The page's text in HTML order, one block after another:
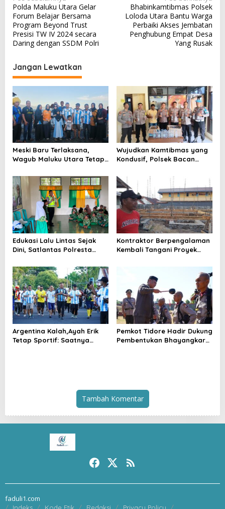
a
v
i
a
s
i
p
o
s
Polda Maluku Utara Gelar
Forum Belajar Bersama
Program Beyond Trust
Presisi TW IV 2024 secara
Daring dengan SSDM Polri
Bhabinkamtibmas Polsek
Loloda Utara Bantu Warga
Perbaiki Akses Jembatan
Penghubung Empat Desa
Yang Rusak
Jangan Lewatkan
Meski Baru Terlaksana,
Wagub Maluku Utara Tetap
Pantai Tugulufa
Wujudkan Kamtibmas yang
Kondusif, Polsek Bacan
Peredaran Miras Cap Tikus
Edukasi Lalu Lintas Sejak
Dini, Satlantas Polresta
School_ di MIN 1 Kota
Tidore Kepulauan
Kontraktor Berpengalaman
Kembali Tangani Proyek
Mess Senilai Rp4,76 Miliar
Resmi Dimulai
Argentina Kalah,Ayah Erik
Tetap Sportif: Saatnya
Pemkot Tidore Hadir Dukung
Pembentukan Bhayangkara
Tambah Komentar
faduli1.com